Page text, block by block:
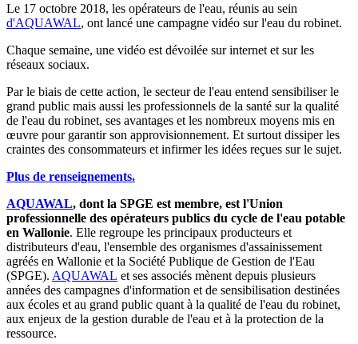
Le 17 octobre 2018, les opérateurs de l'eau, réunis au sein
d'AQUAWAL, ont lancé une campagne vidéo sur l'eau du robinet.
Chaque semaine, une vidéo est dévoilée sur internet et sur les
réseaux sociaux.
Par le biais de cette action, le secteur de l'eau entend sensibiliser le
grand public mais aussi les professionnels de la santé sur la qualité
de l'eau du robinet, ses avantages et les nombreux moyens mis en
œuvre pour garantir son approvisionnement. Et surtout dissiper les
craintes des consommateurs et infirmer les idées reçues sur le sujet.
Plus de renseignements.
AQUAWAL, dont la SPGE est membre, est l'Union
professionnelle des opérateurs publics du cycle de l'eau potable
en Wallonie. Elle regroupe les principaux producteurs et
distributeurs d'eau, l'ensemble des organismes d'assainissement
agréés en Wallonie et la Société Publique de Gestion de l'Eau
(SPGE). AQUAWAL et ses associés mènent depuis plusieurs
années des campagnes d'information et de sensibilisation destinées
aux écoles et au grand public quant à la qualité de l'eau du robinet,
aux enjeux de la gestion durable de l'eau et à la protection de la
ressource.